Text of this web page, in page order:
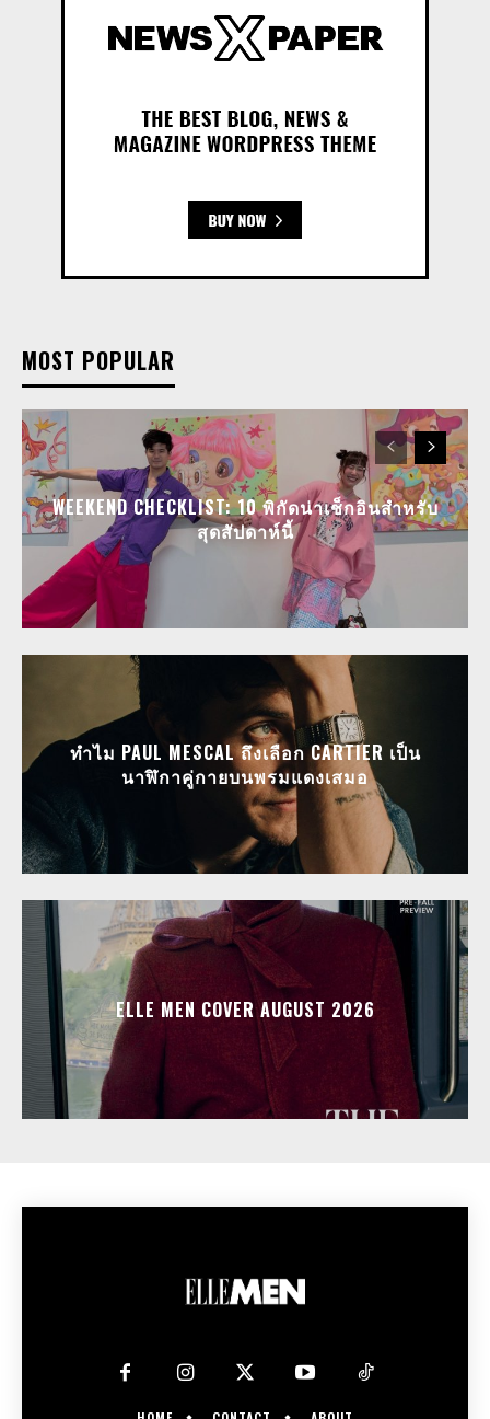
MOST POPULAR
WEEKEND CHECKLIST: 10 พิกัดน่าเช็กอินสำหรับ
สุดสัปดาห์นี้
ทำไม PAUL MESCAL ถึงเลือก CARTIER เป็น
นาฬิกาคู่กายบนพรมแดงเสมอ
ELLE MEN COVER AUGUST 2026